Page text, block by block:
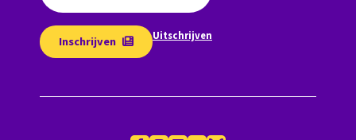
Inschrijven Uitschrijven